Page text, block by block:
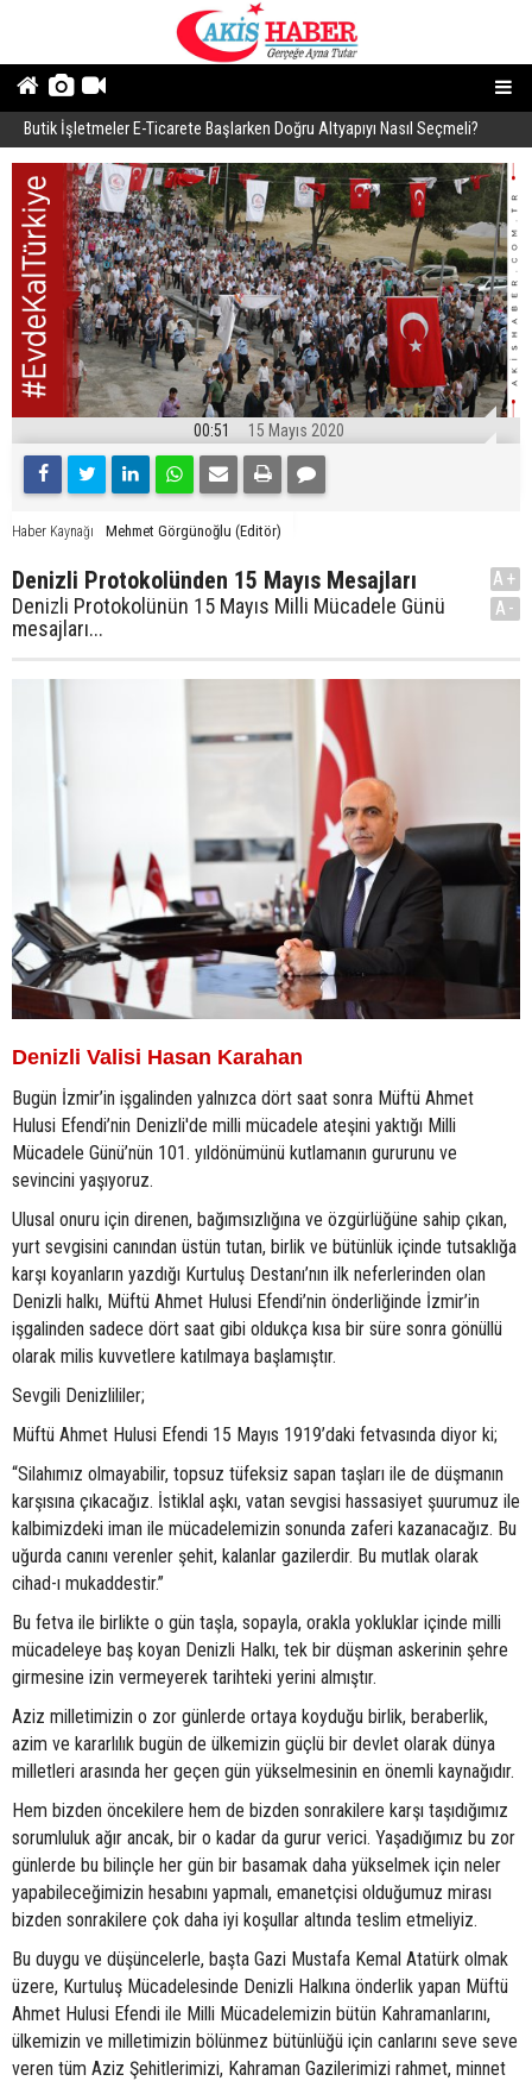
Butik İşletmeler E-Ticarete Başlarken Doğru Altyapıyı Nasıl Seçmeli?
00:51 15 Mayıs 2020
Haber Kaynağı Mehmet Görgünoğlu (Editör)
Denizli Protokolünden 15 Mayıs Mesajları
Denizli Protokolünün 15 Mayıs Milli Mücadele Günü
mesajları...
A+
A-
Denizli Valisi Hasan Karahan
Bugün İzmir’in işgalinden yalnızca dört saat sonra Müftü Ahmet
Hulusi Efendi’nin Denizli'de milli mücadele ateşini yaktığı Milli
Mücadele Günü’nün 101. yıldönümünü kutlamanın gururunu ve
sevincini yaşıyoruz.
Ulusal onuru için direnen, bağımsızlığına ve özgürlüğüne sahip çıkan,
yurt sevgisini canından üstün tutan, birlik ve bütünlük içinde tutsaklığa
karşı koyanların yazdığı Kurtuluş Destanı’nın ilk neferlerinden olan
Denizli halkı, Müftü Ahmet Hulusi Efendi’nin önderliğinde İzmir’in
işgalinden sadece dört saat gibi oldukça kısa bir süre sonra gönüllü
olarak milis kuvvetlere katılmaya başlamıştır.
Sevgili Denizlililer;
Müftü Ahmet Hulusi Efendi 15 Mayıs 1919’daki fetvasında diyor ki;
“Silahımız olmayabilir, topsuz tüfeksiz sapan taşları ile de düşmanın
karşısına çıkacağız. İstiklal aşkı, vatan sevgisi hassasiyet şuurumuz ile
kalbimizdeki iman ile mücadelemizin sonunda zaferi kazanacağız. Bu
uğurda canını verenler şehit, kalanlar gazilerdir. Bu mutlak olarak
cihad-ı mukaddestir.”
Bu fetva ile birlikte o gün taşla, sopayla, orakla yokluklar içinde milli
mücadeleye baş koyan Denizli Halkı, tek bir düşman askerinin şehre
girmesine izin vermeyerek tarihteki yerini almıştır.
Aziz milletimizin o zor günlerde ortaya koyduğu birlik, beraberlik,
azim ve kararlılık bugün de ülkemizin güçlü bir devlet olarak dünya
milletleri arasında her geçen gün yükselmesinin en önemli kaynağıdır.
Hem bizden öncekilere hem de bizden sonrakilere karşı taşıdığımız
sorumluluk ağır ancak, bir o kadar da gurur verici. Yaşadığımız bu zor
günlerde bu bilinçle her gün bir basamak daha yükselmek için neler
yapabileceğimizin hesabını yapmalı, emanetçisi olduğumuz mirası
bizden sonrakilere çok daha iyi koşullar altında teslim etmeliyiz.
Bu duygu ve düşüncelerle, başta Gazi Mustafa Kemal Atatürk olmak
üzere, Kurtuluş Mücadelesinde Denizli Halkına önderlik yapan Müftü
Ahmet Hulusi Efendi ile Milli Mücadelemizin bütün Kahramanlarını,
ülkemizin ve milletimizin bölünmez bütünlüğü için canlarını seve seve
veren tüm Aziz Şehitlerimizi, Kahraman Gazilerimizi rahmet, minnet